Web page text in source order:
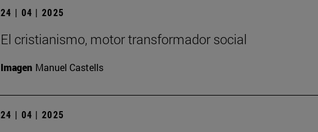
24 | 04 | 2025
El cristianismo, motor transformador social
Imagen Manuel Castells
24 | 04 | 2025